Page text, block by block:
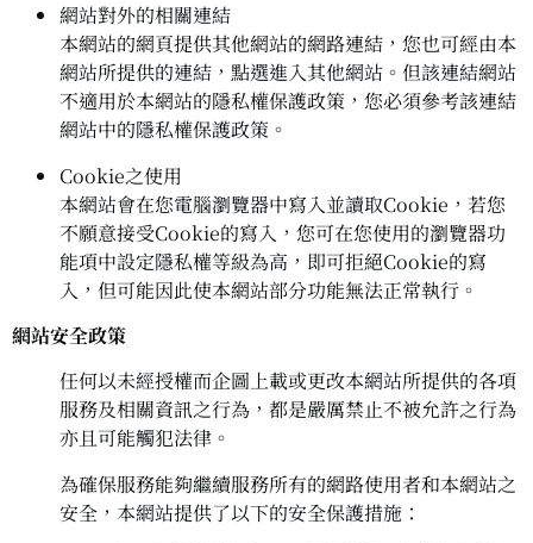
網站對外的相關連結
本網站的網頁提供其他網站的網路連結，您也可經由本
網站所提供的連結，點選進入其他網站。但該連結網站
不適用於本網站的隱私權保護政策，您必須參考該連結
網站中的隱私權保護政策。
Cookie之使用
本網站會在您電腦瀏覽器中寫入並讀取Cookie，若您
不願意接受Cookie的寫入，您可在您使用的瀏覽器功
能項中設定隱私權等級為高，即可拒絕Cookie的寫
入，但可能因此使本網站部分功能無法正常執行。
網站安全政策
任何以未經授權而企圖上載或更改本網站所提供的各項
服務及相關資訊之行為，都是嚴厲禁止不被允許之行為
亦且可能觸犯法律。
為確保服務能夠繼續服務所有的網路使用者和本網站之
安全，本網站提供了以下的安全保護措施：